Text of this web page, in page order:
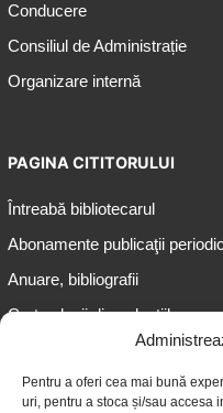
Pentru a oferi cea mai bună
uri, pentru a stoca și/sau accesa
Conducere
Consiliul de Administrație
Organizare internă
PAGINA CITITORULUI
Întreabă bibliotecarul
Abonamente publicaţii
Anuare, bibliografii
Cartea lunii din colecțiile
Informații pentru adolescenți